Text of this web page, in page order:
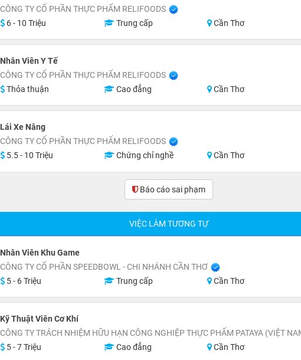
CÔNG TY CỔ PHẦN THỰC PHẨM RELIFOODS
6 - 10 Triệu
Trung cấp Cần Thơ
Nhân Viên Y Tế
CÔNG TY CỔ PHẦN THỰC PHẨM RELIFOODS
Thỏa thuận
Cao đẳng Cần Thơ
Lái Xe Nâng
CÔNG TY CỔ PHẦN THỰC PHẨM RELIFOODS
5.5 - 10 Triệu
Chứng chỉ nghề Cần Thơ
Báo cáo sai phạm(1)
VIỆC LÀM TƯƠNG TỰ
Nhân Viên Khu Game
CÔNG TY CỔ PHẦN SPEEDBOWL - CHI NHÁNH CẦN THƠ
5 - 6 Triệu
Trung cấp Cần Thơ
Kỹ Thuật Viên Cơ Khí
CÔNG TY TRÁCH NHIỆM HỮU HẠN CÔNG NGHIỆP THỰC PHẨM PATAYA (VIỆT
5 - 7 Triệu
Cao đẳng Cần Thơ